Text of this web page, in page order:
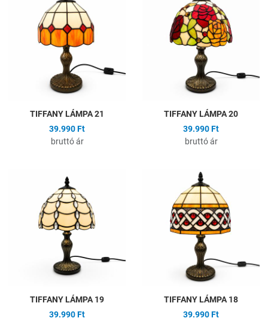
Összehasonlítás
Gyors nézet
TIFFANY LÁMPA 21
39.990 Ft
bruttó ár
TIFFANY LÁMPA 20
39.990 Ft
bruttó ár
Hozzáadás a kívánságlistához
Összehasonlítás
Gyors nézet
TIFFANY LÁMPA 19
39.990 Ft
TIFFANY LÁMPA 18
39.990 Ft